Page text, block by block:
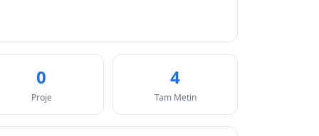
0
Proje
4
Tam Metin